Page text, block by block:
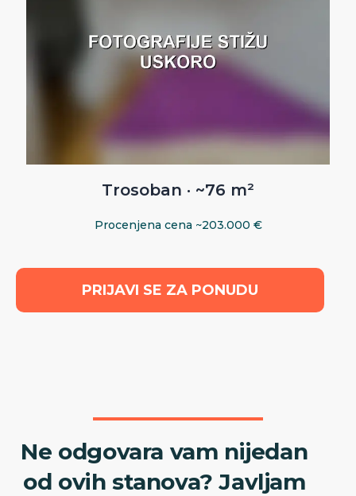
Trosoban · ~76 m²
Procenjena cena ~203.000 €
PRIJAVI SE ZA PONUDU
Ne odgovara vam nijedan
od ovih stanova? Javljam